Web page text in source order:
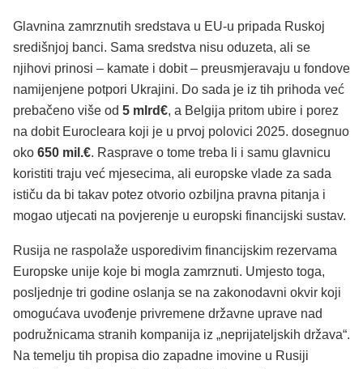
Glavnina zamrznutih sredstava u EU-u pripada Ruskoj
središnjoj banci. Sama sredstva nisu oduzeta, ali se
njihovi prinosi – kamate i dobit – preusmjeravaju u fondove
namijenjene potpori Ukrajini. Do sada je iz tih prihoda već
prebačeno više od 5 mlrd€, a Belgija pritom ubire i porez
na dobit Eurocleara koji je u prvoj polovici 2025. dosegnuo
oko 650 mil.€. Rasprave o tome treba li i samu glavnicu
koristiti traju već mjesecima, ali europske vlade za sada
ističu da bi takav potez otvorio ozbiljna pravna pitanja i
mogao utjecati na povjerenje u europski financijski sustav.
Rusija ne raspolaže usporedivim financijskim rezervama
Europske unije koje bi mogla zamrznuti. Umjesto toga,
posljednje tri godine oslanja se na zakonodavni okvir koji
omogućava uvođenje privremene državne uprave nad
podružnicama stranih kompanija iz „neprijateljskih država“.
Na temelju tih propisa dio zapadne imovine u Rusiji